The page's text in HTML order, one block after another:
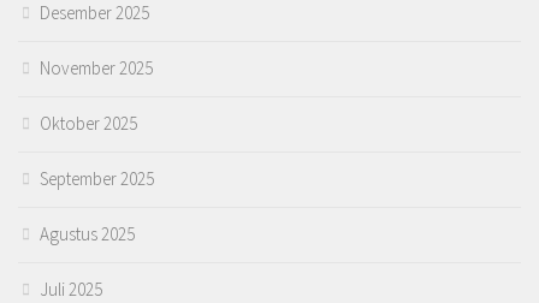
Desember 2025
November 2025
Oktober 2025
September 2025
Agustus 2025
Juli 2025